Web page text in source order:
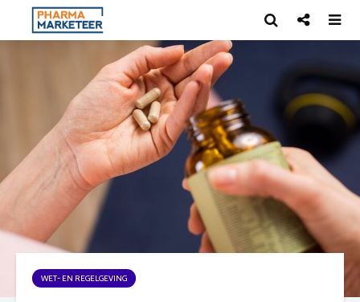
WET- EN REGELGEVING